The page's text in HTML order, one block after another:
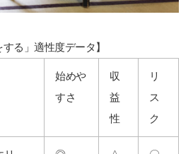
る」適性度データ】
始めや
すさ
収
益
性
リ
ス
ク